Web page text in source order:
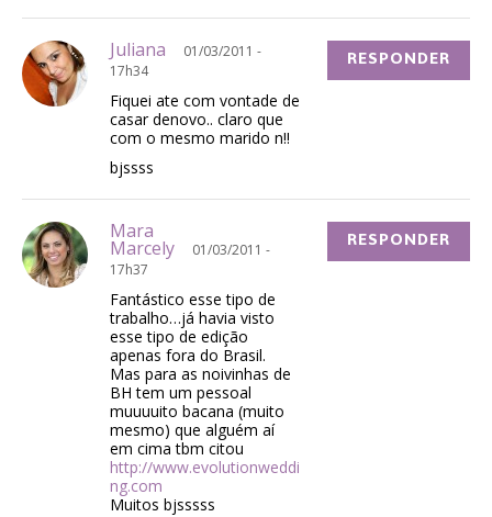
Juliana
01/03/2011 -
17h34
Fiquei ate com vontade de
casar denovo.. claro que
com o mesmo marido n!!
bjssss
RESPONDER
Mara
Marcely
01/03/2011 -
17h37
Fantástico esse tipo de
trabalho…já havia visto
esse tipo de edição
apenas fora do Brasil.
Mas para as noivinhas de
BH tem um pessoal
muuuuito bacana (muito
mesmo) que alguém aí
em cima tbm citou
http://www.evolutionweddi
ng.com
Muitos bjsssss
RESPONDER